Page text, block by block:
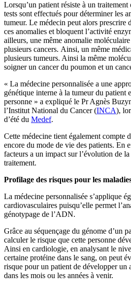
Lorsqu’un patient résiste à un
tests sont effectués pour déterminer les
tumeur. Le médecin peut alors prescrire
ces anomalies et bloquent l’activité
ailleurs, une même anomalie
plusieurs cancers. Ainsi, un même
plusieurs tumeurs. Ainsi la même
soigner un cancer du poumon et un
« La médecine personnalisée a une
génétique interne à la tumeur du patient
personne » a expliqué le Pr Agnès
l’Institut National du Cancer (INCA),
d’été du Medef.
Cette médecine tient également compte
encore du mode de vie des patients. En
facteurs a un impact sur l’évolution de
traitement.
Profilage des risques pour les
La médecine personnalisée s’applique
cardiovasculaires puisqu’elle permet
génotypage de l’ADN.
Grâce au séquençage du génome d’un
calculer le risque que cette personne
Ainsi en cardiologie, en analysant le
certaine protéine dans le sang, on peut
risque pour un patient de développer un
dans les mois ou les années à venir.